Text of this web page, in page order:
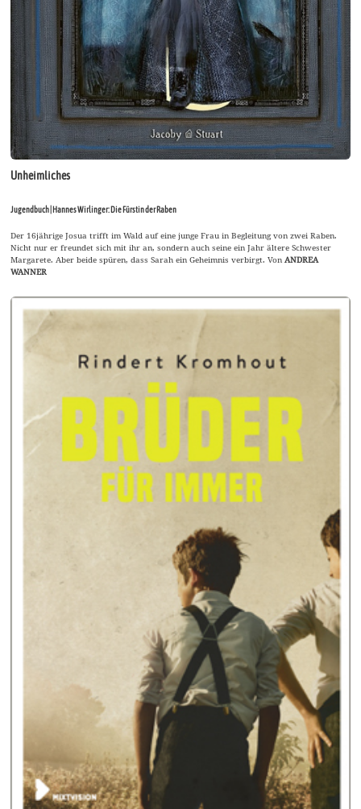
Unheimliches
Jugendbuch | Hannes Wirlinger: Die Fürstin der Raben
Der 16jährige Josua trifft im Wald auf eine junge Frau in Begleitung von zwei Raben.
Nicht nur er freundet sich mit ihr an, sondern auch seine ein Jahr ältere Schwester
Margarete. Aber beide spüren, dass Sarah ein Geheimnis verbirgt. VonANDREA
WANNER